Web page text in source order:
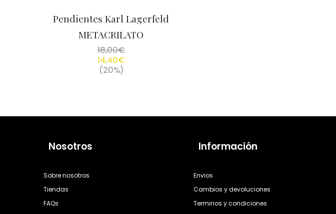
Pendientes Karl Lagerfeld
METACRILATO
18,00€
14,40€
(20%)
Nosotros
Sobre nosotros
Tiendas
FAQs
Información
Envios
Cambios y devoluciones
Terminos y condiciones